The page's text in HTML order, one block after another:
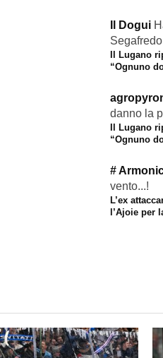
Il Dogui
Il Lugano
“Ognuno
danno la
Il Lugano
“Ognuno
#
vento...!
L’ex
l’Ajoie per